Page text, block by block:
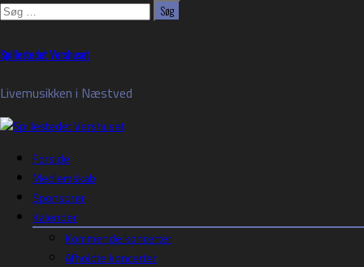
Søg
Skip
to
content
Spillestedet Vershuset
Livemusikken i Næstved
Forside
Medlemskab
Sponsorer
Kalender
Kommende koncerter
Afholdte koncerter